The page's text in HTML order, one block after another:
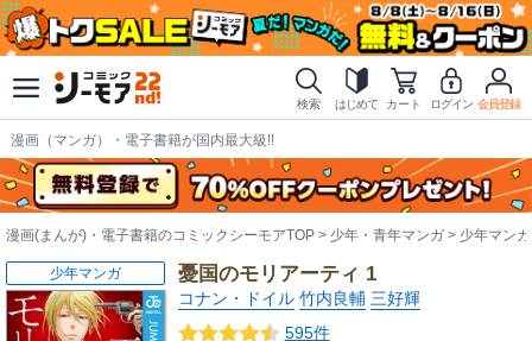
検索 はじめて カート ログイン 会員登録
漫画（マンガ）・電子書籍が国内最大級!!
漫画(まんが)・電子書籍のコミックシーモアTOP 少年・青年マンガ 少年マンガ
憂国のモリアーティ 1
コナン・ドイル 竹内良輔 三好輝
595件
少年マンガ